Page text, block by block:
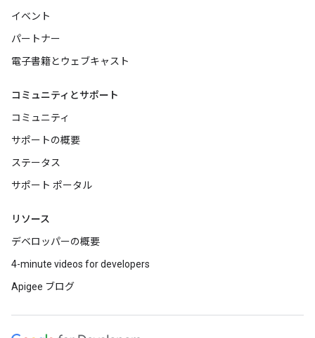
イベント
パートナー
電子書籍とウェブキャスト
コミュニティとサポート
コミュニティ
サポートの概要
ステータス
サポート ポータル
リソース
デベロッパーの概要
4-minute videos for developers
Apigee ブログ